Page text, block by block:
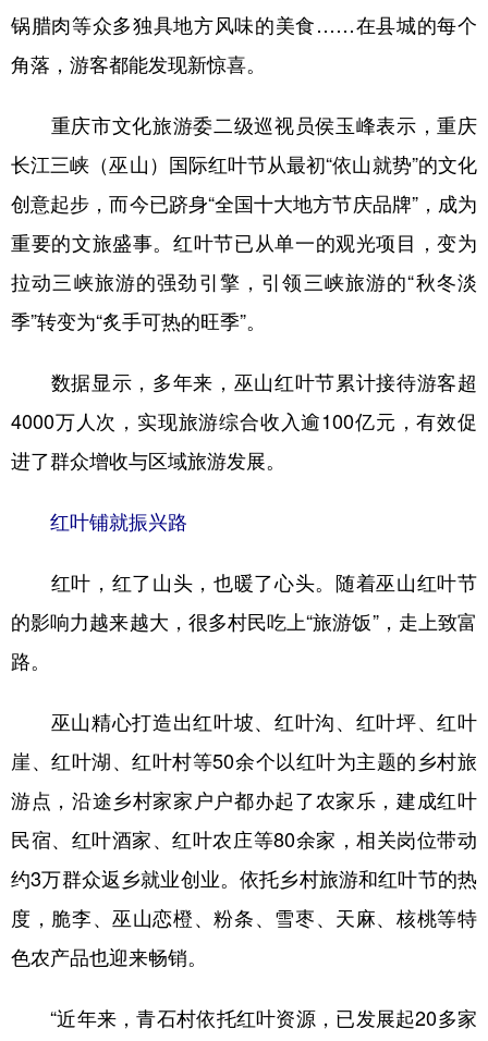
锅腊肉等众多独具地方风味的美食……在县城的每个
角落，游客都能发现新惊喜。
重庆市文化旅游委二级巡视员侯玉峰表示，重庆
长江三峡（巫山）国际红叶节从最初“依山就势”的文化
创意起步，而今已跻身“全国十大地方节庆品牌”，成为
重要的文旅盛事。红叶节已从单一的观光项目，变为
拉动三峡旅游的强劲引擎，引领三峡旅游的“秋冬淡
季”转变为“炙手可热的旺季”。
数据显示，多年来，巫山红叶节累计接待游客超
4000万人次，实现旅游综合收入逾100亿元，有效促
进了群众增收与区域旅游发展。
红叶铺就振兴路
红叶，红了山头，也暖了心头。随着巫山红叶节
的影响力越来越大，很多村民吃上“旅游饭”，走上致富
路。
巫山精心打造出红叶坡、红叶沟、红叶坪、红叶
崖、红叶湖、红叶村等50余个以红叶为主题的乡村旅
游点，沿途乡村家家户户都办起了农家乐，建成红叶
民宿、红叶酒家、红叶农庄等80余家，相关岗位带动
约3万群众返乡就业创业。依托乡村旅游和红叶节的热
度，脆李、巫山恋橙、粉条、雪枣、天麻、核桃等特
色农产品也迎来畅销。
“近年来，青石村依托红叶资源，已发展起20多家